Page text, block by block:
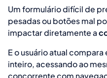
Um formulário difícil de
pesadas ou botões mal
impactar diretamente a
E o usuário atual
inteiro, acessando ao
concorrente com